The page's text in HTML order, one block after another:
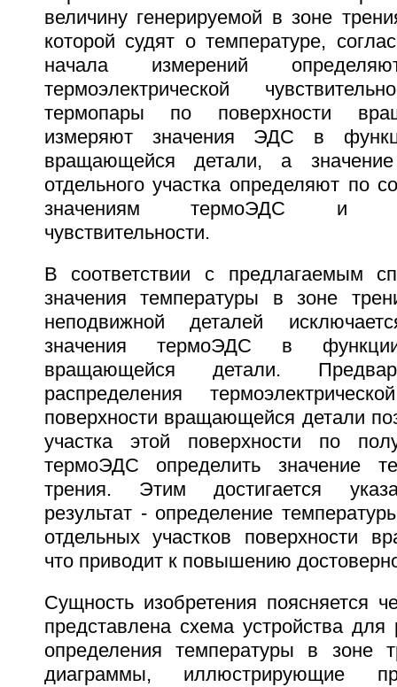
величину генерируемой в зоне
которой судят о температуре,
начала измерений
термоэлектрической
термопары по поверхности
измеряют значения ЭДС в
вращающейся детали, а
отдельного участка определяют по
значениям термоЭДС и
чувствительности.
В соответствии с предлагаемым
значения температуры в зоне
неподвижной деталей
значения термоЭДС в
вращающейся детали.
распределения
поверхности вращающейся детали
участка этой поверхности по
термоЭДС определить значение
трения. Этим достигается
результат - определение
отдельных участков поверхности
что приводит к повышению
Сущность изобретения поясняется
представлена схема устройства для
определения температуры в
диаграммы, иллюстрирующие